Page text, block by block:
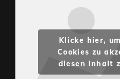
Klicke hier,
Cookies zu
diesen Inhalt